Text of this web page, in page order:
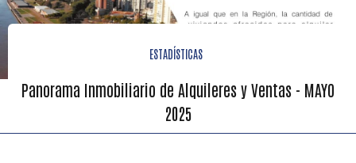
ESTADÍSTICAS
Panorama Inmobiliario de Alquileres y Ventas - MAYO
2025